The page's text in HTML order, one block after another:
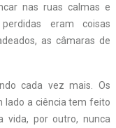
nas ruas calmas e
eram coisas
as câmaras de
cada vez mais. Os
lado a ciência tem feito
vida, por outro, nunca